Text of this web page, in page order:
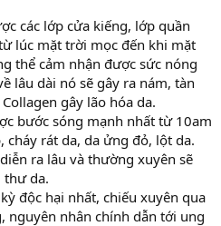
các lớp cửa kiếng, lớp quần
lúc mặt trời mọc đến khi mặt
thể cảm nhận được sức nóng
lâu dài nó sẽ gây ra nám, tàn
gây lão hóa da.
bước sóng mạnh nhất từ 10am
rát da, da ửng đỏ, lột da.
ra lâu và thường xuyên sẽ
thư da.
độc hại nhất, chiếu xuyên qua
nguyên nhân chính dẫn tới ung